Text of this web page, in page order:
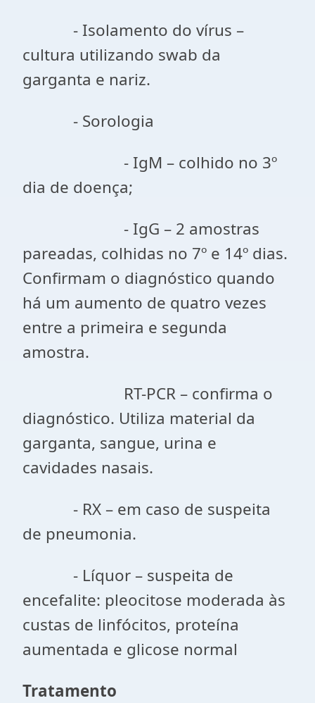
- Isolamento do vírus –
cultura utilizando swab da
garganta e nariz.
- Sorologia
- IgM – colhido no 3º
dia de doença;
- IgG – 2 amostras
pareadas, colhidas no 7º e 14º dias.
Confirmam o diagnóstico quando
há um aumento de quatro vezes
entre a primeira e segunda
amostra.
RT-PCR – confirma o
diagnóstico. Utiliza material da
garganta, sangue, urina e
cavidades nasais.
- RX – em caso de suspeita
de pneumonia.
- Líquor – suspeita de
encefalite: pleocitose moderada às
custas de linfócitos, proteína
aumentada e glicose normal
Tratamento